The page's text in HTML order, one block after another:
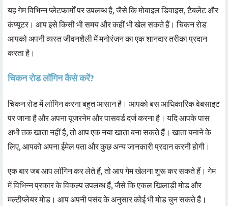
यह गेम विभिन्न प्लेटफार्मों पर उपलब्ध है, जैसे कि मोबाइल डिवाइस, टैबलेट और
कंप्यूटर। आप इसे किसी भी समय और कहीं भी खेल सकते हैं। चिकन रोड
आपको अपनी व्यस्त जीवनशैली में मनोरंजन का एक शानदार तरीका प्रदान
करता है।
चिकन रोड लॉगिन कैसे करें?
चिकन रोड में लॉगिन करना बहुत आसान है। आपको बस आधिकारिक वेबसाइट
पर जाना है और अपना यूजरनेम और पासवर्ड दर्ज करना है। यदि आपके पास
अभी तक खाता नहीं है, तो आप एक नया खाता बना सकते हैं। खाता बनाने के
लिए, आपको अपना ईमेल पता और कुछ अन्य जानकारी प्रदान करनी होगी।
एक बार जब आप लॉगिन कर लेते हैं, तो आप गेम खेलना शुरू कर सकते हैं। गेम
में विभिन्न प्रकार के विकल्प उपलब्ध हैं, जैसे कि एकल खिलाड़ी मोड और
मल्टीप्लेयर मोड। आप अपनी पसंद के अनुसार कोई भी मोड चुन सकते हैं।